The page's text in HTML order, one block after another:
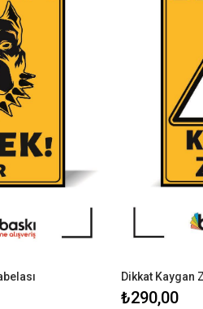
Dikkat Kaygan
₺290,00